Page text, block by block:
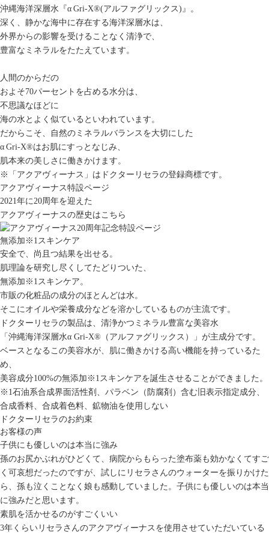
沖縄海洋深層水『α Gri-X®(アルファグリックス)』。
深く、静かな海中に存在する海洋深層水は、
外界からの影響を受けることなく清浄で、
豊富なミネラルをたたえています。
人間のからだの
およそ70パーセントを占める水分は、
不思議なほどに
海の水とよく似ているといわれています。
だからこそ、自然のミネラルバランスを大切にした
α Gri-X®はお肌にすっとなじみ、
肌本来の美しさに働きかけます。
※「アクアヴィーナス」はドクターリセラの登録商標です。
アクアヴィーナス特設ページ
2021年に20周年を迎えた
アクアヴィーナスの歴史はこちら
無添加 ※1スキンケア
安全で、尚且つ結果を出せる。
肌理論を研究し尽くしてたどりついた、
無添加 ※1スキンケア。
市販の化粧品の成分のほとんどは水。
そこにオイルや栄養成分などを溶かしているものが主流です。
ドクターリセラの製品は、清浄かつミネラル豊富な美容水
「沖縄海洋深層水α Gri-X® （アルファグリックス）」 が主成分です。
ベースとなるこの美容水が、肌に働きかける高い機能を持っているた
め、
美容成分100%の無添加 ※1スキンケアを誕生させることができました。
※1石油系合成界面活性剤、パラベン（防腐剤）含む旧表示指定成分、
合成香料、合成着色料、鉱物油を使用しない
ドクターリセラのお約束
お客様の声
子供にも優しいのは本当に強み
孫のお尻かぶれがひどくて、病院からもらった塗布薬も効かなくてすご
く可哀想だったのですが、試しにリセラさんのウォーターを振りかけた
ら、孫も泣くことなく娘も感動していました。子供にも優しいのは本当
に強みだと思います。
素肌を活かせるのがすごくいい
3年くらいリセラさんのアクアヴィーナスを使用させていただいている